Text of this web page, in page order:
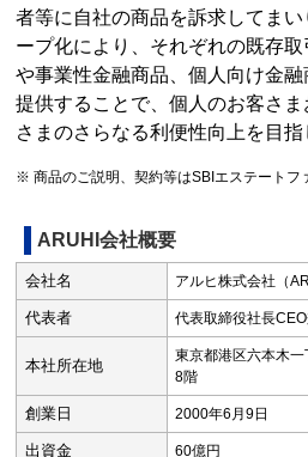
者等に自社の商品を訴求してま
ープ化により、それぞれの既存
や事業性金融商品、個人向け金
提供することで、個人のお客さ
さまのさらなる利便性向上を目指
※ 商品のご説明、契約等はSBIエステートフ
ARUHI会社概要
会社名 アルヒ株式会社（
代表者 代表取締役社長
本社所在地
東京都港区六本木
8階
創業日 2000年6月9日
出資金 60億円